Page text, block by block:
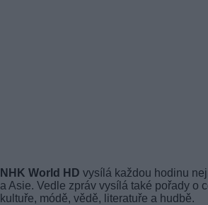
NHK World HD vysílá každou hodinu
a Asie. Vedle zpráv vysílá také pořady o
kultuře, módě, vědě, literatuře a hudbě.